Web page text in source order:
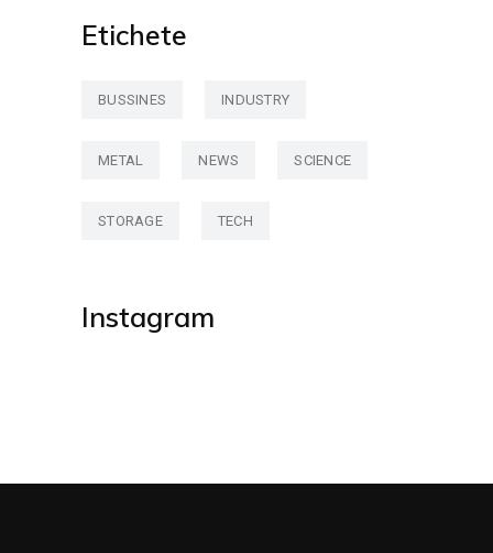
Etichete
BUSSINES INDUSTRY
METAL NEWS SCIENCE
STORAGE TECH
Instagram